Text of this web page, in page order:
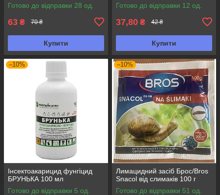
Готово до відправки 28 од.
63 ₴ 70 ₴
Купити
Готово до відправки 12 од.
37,80 ₴ 42 ₴
Купити
–10%
Інсектоакарицид фунгіцид
БРУНЬКА 100 мл
Готово до відправки 5 од.
–10%
Лимацидний засіб Брос/Bros
Snacol від слимаків 100 г
Готово до відправки 51 од.